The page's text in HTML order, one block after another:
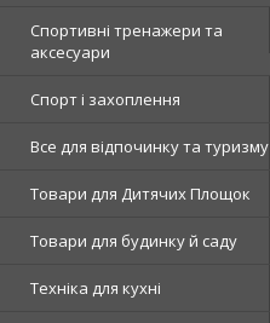
Спортивні тренажери та
аксесуари
Спорт і захоплення
Все для відпочинку та туризму
Товари для Дитячих Площок
Товари для будинку й саду
Техніка для кухні